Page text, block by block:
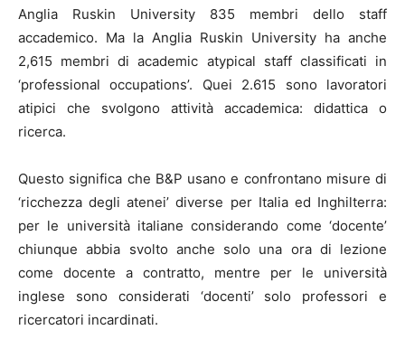
Anglia Ruskin University 835 membri dello staff
accademico. Ma la Anglia Ruskin University ha anche
2,615 membri di academic atypical staff classificati in
‘professional occupations’. Quei 2.615 sono lavoratori
atipici che svolgono attività accademica: didattica o
ricerca.
Questo significa che B&P usano e confrontano misure di
‘ricchezza degli atenei’ diverse per Italia ed Inghilterra:
per le università italiane considerando come ‘docente’
chiunque abbia svolto anche solo una ora di lezione
come docente a contratto, mentre per le università
inglese sono considerati ‘docenti’ solo professori e
ricercatori incardinati.